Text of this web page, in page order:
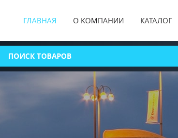
ГЛАВНАЯ О КОМПАНИИ КАТАЛОГ